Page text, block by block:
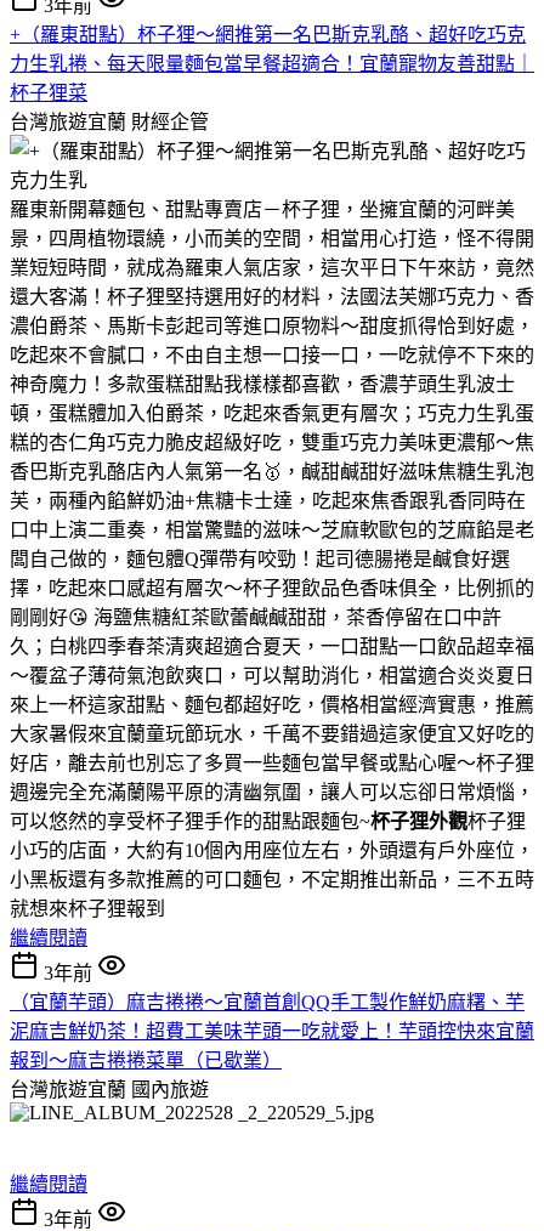
3年前
+（羅東甜點）杯子狸～網推第一名巴斯克乳酪、超好吃巧克
力生乳捲、每天限量麵包當早餐超適合！宜蘭寵物友善甜點｜
杯子狸菜
台灣旅遊宜蘭 財經企管
羅東新開幕麵包、甜點專賣店－杯子狸，坐擁宜蘭的河畔美
景，四周植物環繞，小而美的空間，相當用心打造，怪不得開
業短短時間，就成為羅東人氣店家，這次平日下午來訪，竟然
還大客滿！杯子狸堅持選用好的材料，法國法芙娜巧克力、香
濃伯爵茶、馬斯卡彭起司等進口原物料～甜度抓得恰到好處，
吃起來不會膩口，不由自主想一口接一口，一吃就停不下來的
神奇魔力！多款蛋糕甜點我樣樣都喜歡，香濃芋頭生乳波士
頓，蛋糕體加入伯爵茶，吃起來香氣更有層次；巧克力生乳蛋
糕的杏仁角巧克力脆皮超級好吃，雙重巧克力美味更濃郁～焦
香巴斯克乳酪店內人氣第一名🥇，鹹甜鹹甜好滋味焦糖生乳泡
芙，兩種內餡鮮奶油+焦糖卡士達，吃起來焦香跟乳香同時在
口中上演二重奏，相當驚豔的滋味～芝麻軟歐包的芝麻餡是老
闆自己做的，麵包體Q彈帶有咬勁！起司德腸捲是鹹食好選
擇，吃起來口感超有層次～杯子狸飲品色香味俱全，比例抓的
剛剛好😘 海鹽焦糖紅茶歐蕾鹹鹹甜甜，茶香停留在口中許
久；白桃四季春茶清爽超適合夏天，一口甜點一口飲品超幸福
～覆盆子薄荷氣泡飲爽口，可以幫助消化，相當適合炎炎夏日
來上一杯這家甜點、麵包都超好吃，價格相當經濟實惠，推薦
大家暑假來宜蘭童玩節玩水，千萬不要錯過這家便宜又好吃的
好店，離去前也別忘了多買一些麵包當早餐或點心喔～杯子狸
週邊完全充滿蘭陽平原的清幽氛圍，讓人可以忘卻日常煩惱，
可以悠然的享受杯子狸手作的甜點跟麵包~杯子狸外觀杯子狸
小巧的店面，大約有10個內用座位左右，外頭還有戶外座位，
小黑板還有多款推薦的可口麵包，不定期推出新品，三不五時
就想來杯子狸報到
繼續閱讀
3年前
（宜蘭芋頭）麻吉捲捲～宜蘭首創QQ手工製作鮮奶麻糬、芋
泥麻吉鮮奶茶！超費工美味芋頭一吃就愛上！芋頭控快來宜蘭
報到～麻吉捲捲菜單（已歇業）
台灣旅遊宜蘭 國內旅遊
繼續閱讀
3年前